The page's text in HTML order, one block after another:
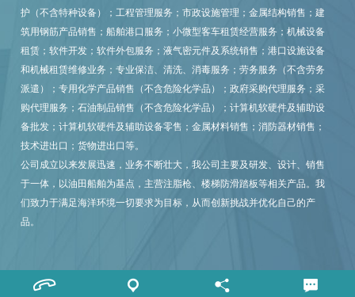
护（不含特种设备）；工程管理服务；市政设施管理；金属结构销售；建
筑用钢筋产品销售；船舶港口服务；小微型客车租赁经营服务；机械设备
租赁；软件开发；软件外包服务；液气密元件及系统销售；港口设施设备
和机械租赁维修业务；专业保洁、清洗、消毒服务；劳务服务（不含劳务
派遣）；专用化学产品销售（不含危险化学品）；政府采购代理服务；采
购代理服务；石油制品销售（不含危险化学品）；计算机软硬件及辅助设
备批发；计算机软硬件及辅助设备零售；金属材料销售；消防器材销售；
技术进出口；货物进出口等。
公司成立以来发展迅速，业务不断壮大，我公司主要及研发、设计、销售
于一体，以油田船舶为基点，主营注脂枪、楼梯防滑踏板等相关产品。我
们致力于满足海洋环境一切要求为目标，从而创新挑战并优化自己的产
品。